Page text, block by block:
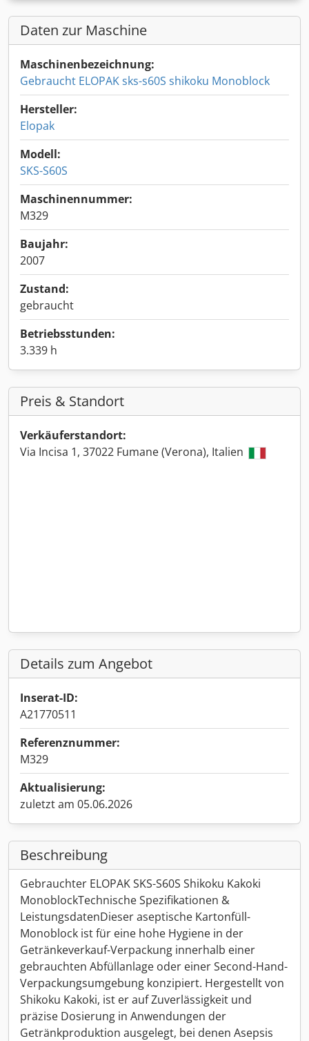
Daten zur Maschine
Maschinenbezeichnung:
Gebraucht ELOPAK sks-s60S shikoku Monoblock
Hersteller:
Elopak
Modell:
SKS-S60S
Maschinennummer:
M329
Baujahr:
2007
Zustand:
gebraucht
Betriebsstunden:
3.339 h
Preis & Standort
Verkäuferstandort:
Via Incisa 1, 37022 Fumane (Verona), Italien
Details zum Angebot
Inserat-ID:
A21770511
Referenznummer:
M329
Aktualisierung:
zuletzt am 05.06.2026
Beschreibung
Gebrauchter ELOPAK SKS-S60S Shikoku Kakoki
MonoblockTechnische Spezifikationen &
LeistungsdatenDieser aseptische Kartonfüll-
Monoblock ist für eine hohe Hygiene in der
Getränkeverkauf-Verpackung innerhalb einer
gebrauchten Abfüllanlage oder einer Second-Hand-
Verpackungsumgebung konzipiert. Hergestellt von
Shikoku Kakoki, ist er auf Zuverlässigkeit und
präzise Dosierung in Anwendungen der
Getränkproduktion ausgelegt, bei denen Asepsis